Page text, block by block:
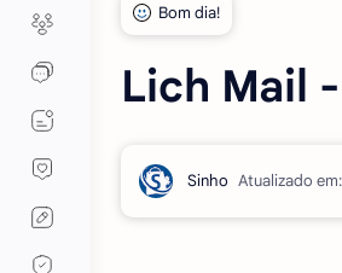
Lich Mail
Atualizado em: